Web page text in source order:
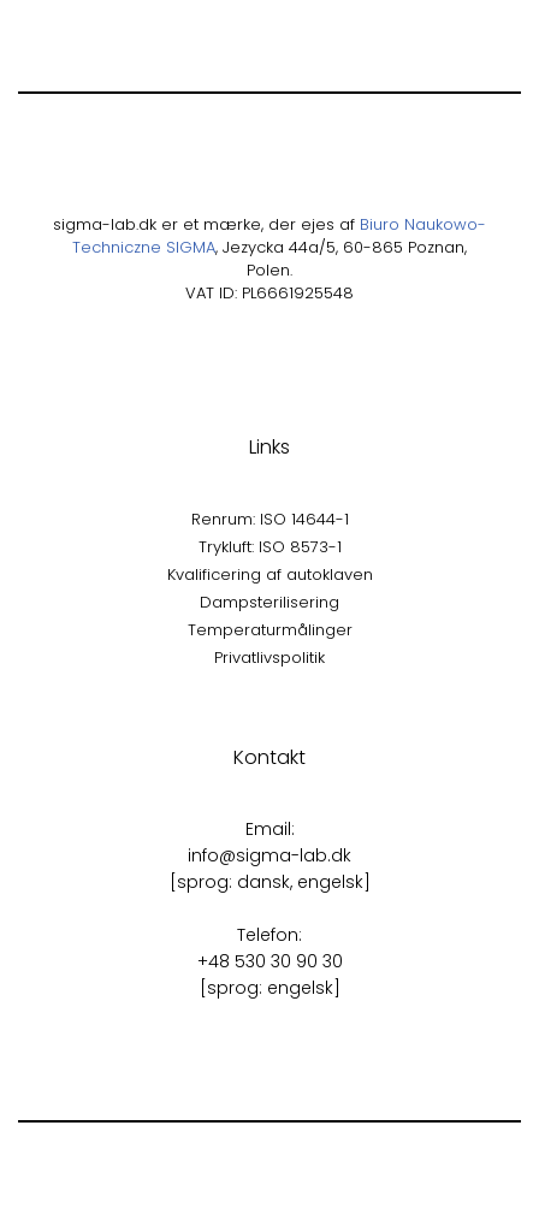
sigma-lab.dk er et mærke, der ejes af Biuro Naukowo-
Techniczne SIGMA, Jezycka 44a/5, 60-865 Poznan,
Polen.
VAT ID: PL6661925548
Links
Renrum: ISO 14644-1
Trykluft: ISO 8573-1
Kvalificering af autoklaven
Dampsterilisering
Temperaturmålinger
Privatlivspolitik
Kontakt
Email:
info@sigma-lab.dk
[sprog: dansk, engelsk]
Telefon:
+48 530 30 90 30
[sprog: engelsk]